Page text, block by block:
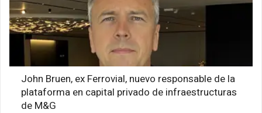
John Bruen, ex Ferrovial, nuevo responsable de la
plataforma en capital privado de infraestructuras
de M&G